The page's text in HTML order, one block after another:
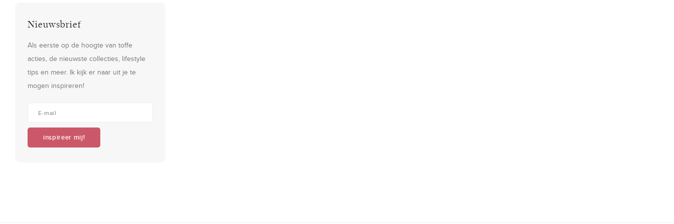
Nieuwsbrief
Als eerste op de hoogte van toffe
acties, de nieuwste collecties, lifestyle
tips en meer. Ik kijk er naar uit je te
mogen inspireren!
inspireer mij!